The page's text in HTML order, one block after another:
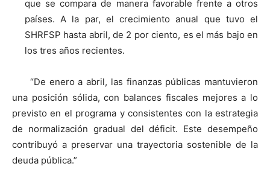
que se compara de manera favorable frente a otros
países. A la par, el crecimiento anual que tuvo el
SHRFSP hasta abril, de 2 por ciento, es el más bajo en
los tres años recientes.
“De enero a abril, las finanzas públicas mantuvieron
una posición sólida, con balances fiscales mejores a lo
previsto en el programa y consistentes con la estrategia
de normalización gradual del déficit. Este desempeño
contribuyó a preservar una trayectoria sostenible de la
deuda pública.”